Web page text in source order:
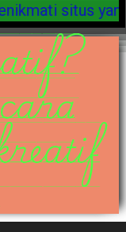
dari